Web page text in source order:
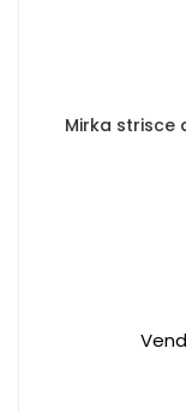
Mirka strisce